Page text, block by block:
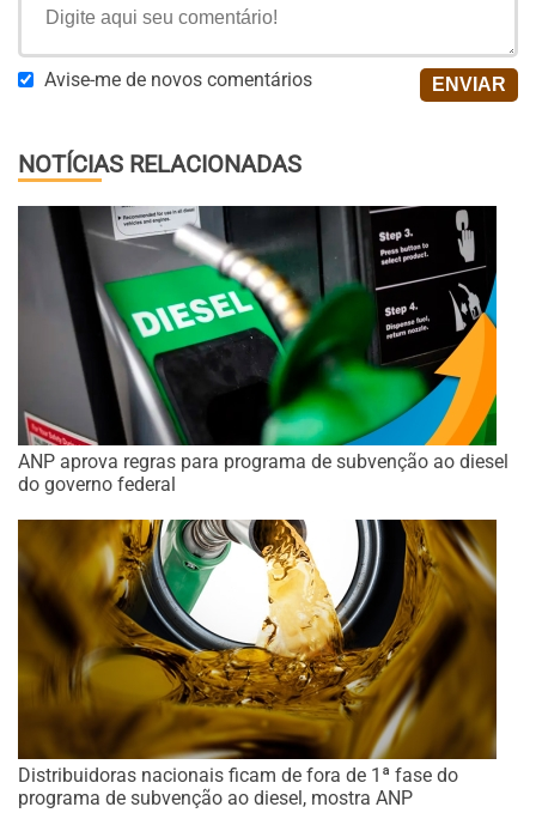
Avise-me de novos comentários
NOTÍCIAS RELACIONADAS
ANP aprova regras para programa de subvenção ao diesel
do governo federal
Distribuidoras nacionais ficam de fora de 1ª fase do
programa de subvenção ao diesel, mostra ANP